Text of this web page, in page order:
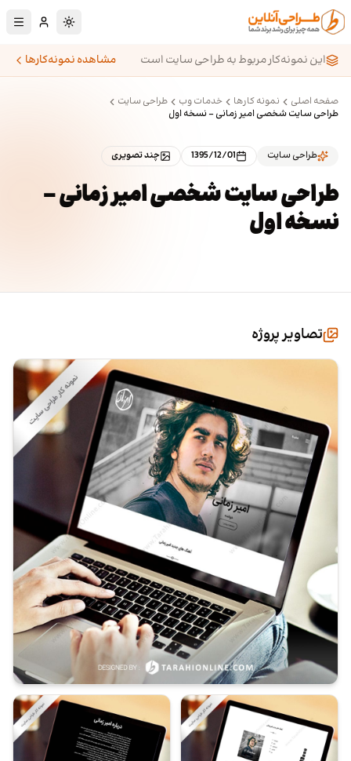
پرش به محتوای اصلی
تغییر به حالت
این نمونه‌کار مربوط به طراحی سایت است
مشاهده نمونه‌کارها
صفحه اصلی نمونه کارها خدمات وب
طراحی سایت
طراحی سایت شخصی امیر زمانی - نسخه اول
طراحی سایت 1395/12/01 چند تصویری
طراحی سایت شخصی امیر زمانی -
نسخه اول
تصاویر پروژه